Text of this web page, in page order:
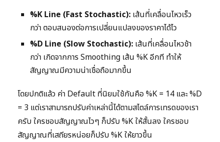
%K Line (Fast Stochastic): เส้นที่เคลื่อนไหวเร็ว
กว่า ตอบสนองต่อการเปลี่ยนแปลงของราคาได้ไว
%D Line (Slow Stochastic): เส้นที่เคลื่อนไหวช้า
กว่า เกิดจากการ Smoothing เส้น %K อีกที ทำให้
สัญญาณมีความน่าเชื่อถือมากขึ้น
โดยปกติแล้ว ค่า Default ที่นิยมใช้กันคือ %K = 14 และ %D
= 3 แต่เราสามารถปรับค่าเหล่านี้ได้ตามสไตล์การเทรดของเรา
ครับ ใครชอบสัญญาณไวๆ ก็ปรับ %K ให้สั้นลง ใครชอบ
สัญญาณที่เสถียรหน่อยก็ปรับ %K ให้ยาวขึ้น